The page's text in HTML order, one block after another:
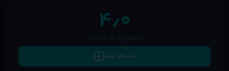
4٫0از مجموع 2 نظر ثبت شده
ثبت نظر جدید